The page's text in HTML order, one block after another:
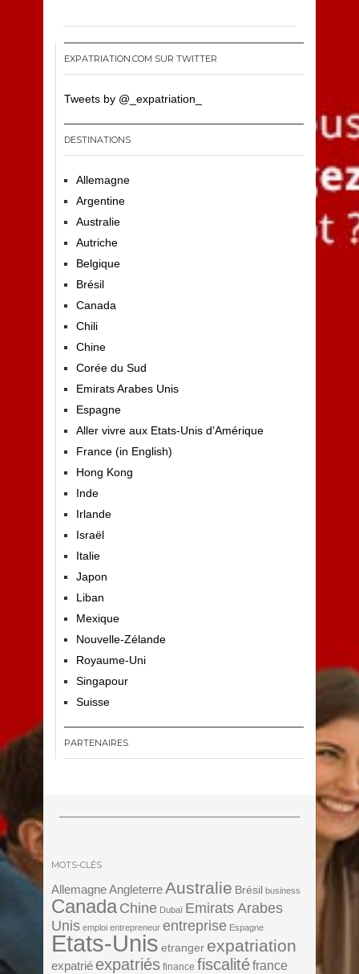
EXPATRIATION.COM SUR TWITTER
Tweets by @_expatriation_
DESTINATIONS
Allemagne
Argentine
Australie
Autriche
Belgique
Brésil
Canada
Chili
Chine
Corée du Sud
Emirats Arabes Unis
Espagne
Aller vivre aux Etats-Unis d’Amérique
France (in English)
Hong Kong
Inde
Irlande
Israël
Italie
Japon
Liban
Mexique
Nouvelle-Zélande
Royaume-Uni
Singapour
Suisse
PARTENAIRES
MOTS-CLÉS
Allemagne AngleterreAustralie Brésil business
Canada Chine Dubaï Emirats Arabes
Unis emploi entrepreneur entreprise Espagne
Etats-Unis etranger expatriation
expatrié expatriés finance fiscalitéfrance